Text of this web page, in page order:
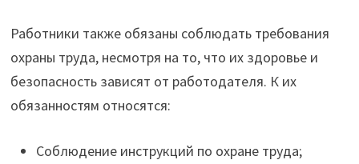
Работники также обязаны соблюдать требования
охраны труда, несмотря на то, что их здоровье и
безопасность зависят от работодателя. К их
обязанностям относятся:
Соблюдение инструкций по охране труда;